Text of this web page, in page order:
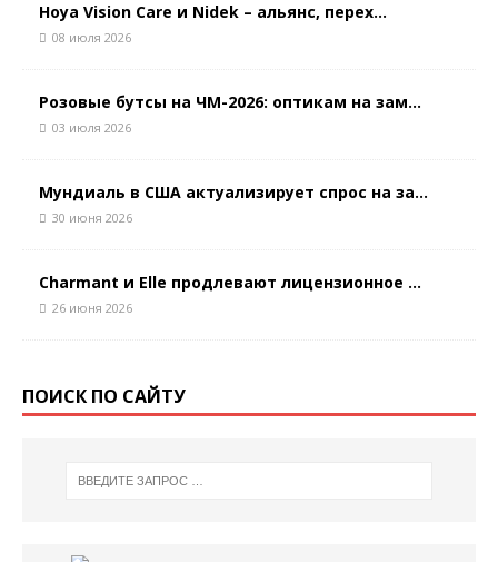
Hoya Vision Care и Nidek – альянс, перех...
08 июля 2026
Розовые бутсы на ЧМ-2026: оптикам на зам...
03 июля 2026
Мундиаль в США актуализирует спрос на за...
30 июня 2026
Charmant и Elle продлевают лицензионное ...
26 июня 2026
ПОИСК ПО САЙТУ